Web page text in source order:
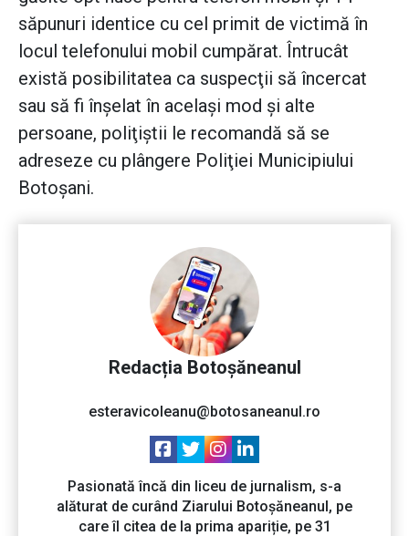
săpunuri identice cu cel primit de victimă în
locul telefonului mobil cumpărat. Întrucât
există posibilitatea ca suspecţii să încercat
sau să fi înşelat în acelaşi mod şi alte
persoane, poliţiştii le recomandă să se
adreseze cu plângere Poliţiei Municipiului
Botoşani.
Redacția Botoșăneanul
esteravicoleanu@botosaneanul.ro
Pasionată încă din liceu de jurnalism, s-a
alăturat de curând Ziarului Botoșăneanul, pe
care îl citea de la prima apariție, pe 31